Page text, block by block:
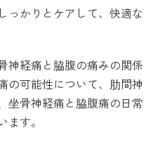
っかりとケアして、快適な
神経痛と脇腹の痛みの関係
の可能性について、肋間神
坐骨神経痛と脇腹痛の日常
す。